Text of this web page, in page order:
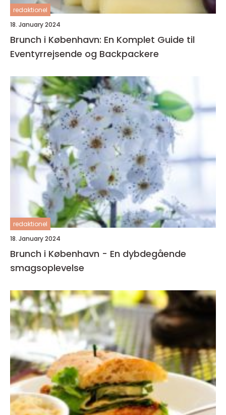
redaktionel
18. January 2024
Brunch i København: En Komplet Guide til
Eventyrrejsende og Backpackere
redaktionel
18. January 2024
Brunch i København - En dybdegående
smagsoplevelse